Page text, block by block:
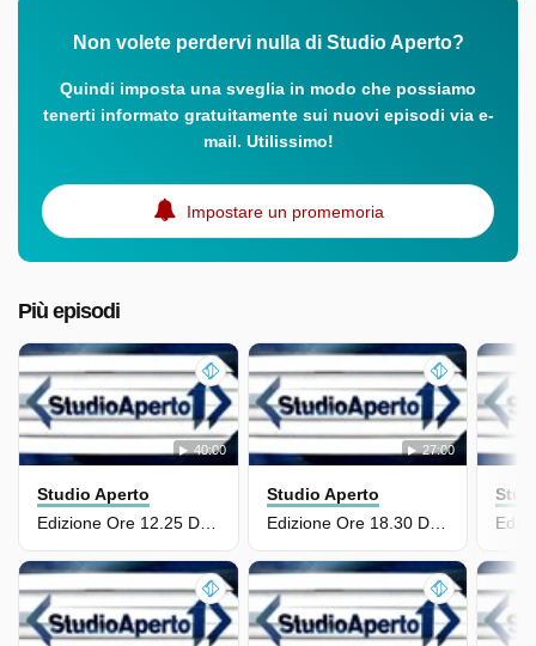
Non volete perdervi nulla di Studio Aperto?
Quindi imposta una sveglia in modo che possiamo
tenerti informato gratuitamente sui nuovi episodi via e-
mail. Utilissimo!
Impostare un promemoria
Più episodi
40:00
Studio Aperto
Edizione Ore 12.25 Del 13 Luglio
27:00
Studio Aperto
Edizione Ore 18.30 Del 12 Luglio